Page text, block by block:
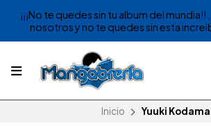
¡¡¡No te quedes sin tu album del
nosotros y no te quedes sin esta
Inicio Yuuki Kodama